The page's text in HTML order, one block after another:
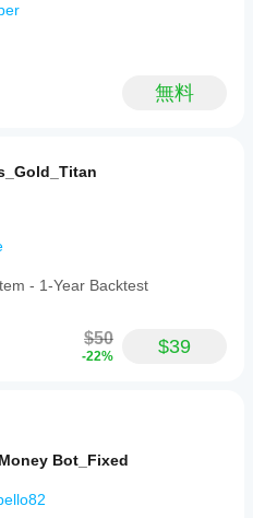
無料
- 1-Year Backtest
$50
-22% $39
Bot_Fixed